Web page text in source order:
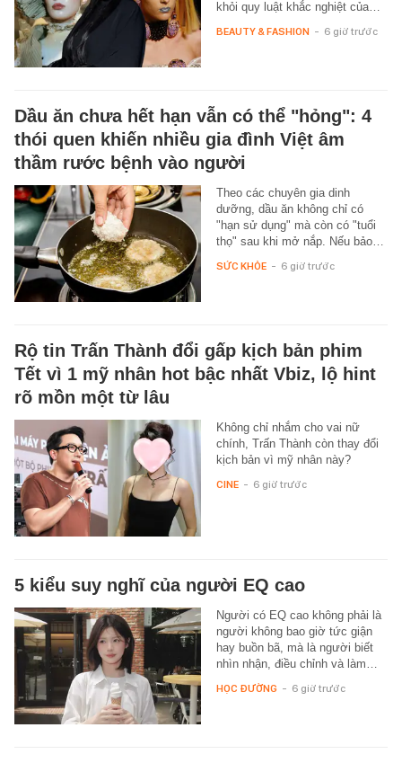
khỏi quy luật khắc nghiệt của…
BEAUTY & FASHION - 6 giờ trước
Dầu ăn chưa hết hạn vẫn có thể "hỏng": 4
thói quen khiến nhiều gia đình Việt âm
thầm rước bệnh vào người
Theo các chuyên gia dinh
dưỡng, dầu ăn không chỉ có
"hạn sử dụng" mà còn có "tuổi
thọ" sau khi mở nắp. Nếu bảo…
SỨC KHỎE - 6 giờ trước
Rộ tin Trấn Thành đổi gấp kịch bản phim
Tết vì 1 mỹ nhân hot bậc nhất Vbiz, lộ hint
rõ mồn một từ lâu
Không chỉ nhắm cho vai nữ
chính, Trấn Thành còn thay đổi
kịch bản vì mỹ nhân này?
CINE - 6 giờ trước
5 kiểu suy nghĩ của người EQ cao
Người có EQ cao không phải là
người không bao giờ tức giận
hay buồn bã, mà là người biết
nhìn nhận, điều chỉnh và làm…
HỌC ĐƯỜNG - 6 giờ trước